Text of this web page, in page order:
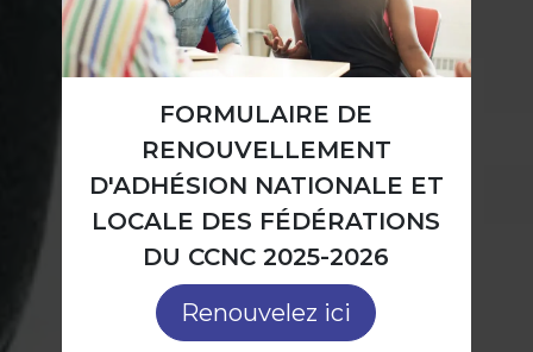
FORMULAIRE DE
RENOUVELLEMENT
D'ADHÉSION NATIONALE ET
LOCALE DES FÉDÉRATIONS
DU CCNC 2025-2026
Renouvelez ici